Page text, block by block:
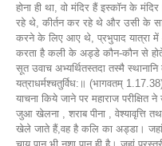
होना ही था, वो मंदिर हैं इस्कॉन के
रहे थे, कीर्तन कर रहे थे और उसी के
करने के लिए आए थे, प्रभुपाद यात्रा
करता है कली के अड्डे कौन-कौन से
सूत उवाच अभ्यर्थितस्तदा तस्मै
यत्राधर्मश्चतुर्विध:॥ (भागवतम्
याचना किये जाने पर महाराज
जुआ खेलना , शराब पीना , वेश्यावृत्ति
खेले जाते हैं,वह है कलि का अड्डा। जहां